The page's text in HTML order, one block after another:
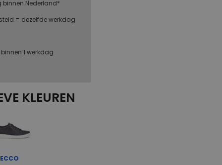
Nederland*
= dezelfde werkdag
1 werkdag
KLEUREN
ECCO